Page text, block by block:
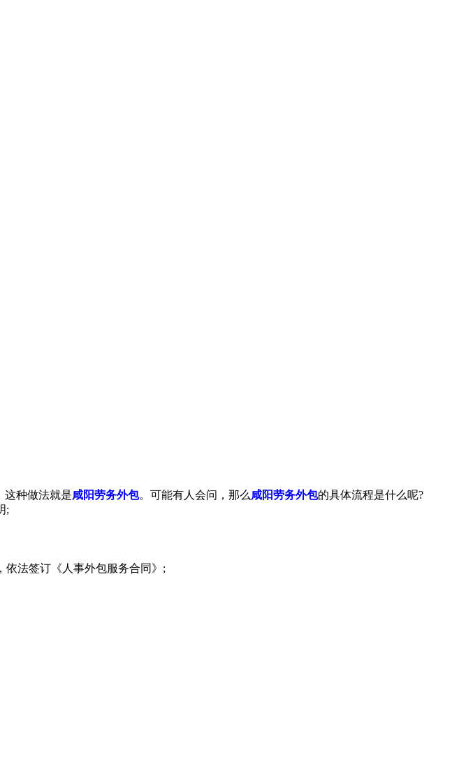
这种做法就是咸阳劳务外包。可能有人会问，那么 咸阳劳务外包的具体流程是什么呢?
;
依法签订《人事外包服务合同》;